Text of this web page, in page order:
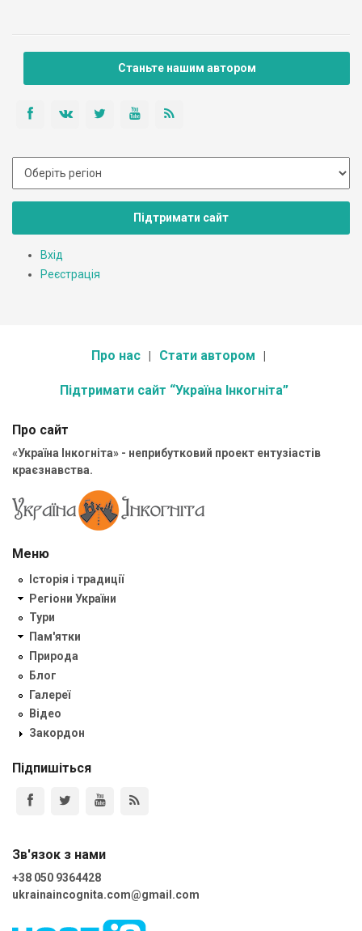
Станьте нашим автором
Підтримати сайт
Вхід
Реєстрація
Про нас Стати автором
Підтримати сайт “Україна Інкогніта”
Про сайт
«Україна Інкогніта» - неприбутковий проект ентузіастів
краєзнавства.
Меню
Історія і традиції
Регіони України
Тури
Пам'ятки
Природа
Блог
Галереї
Відео
Закордон
Підпишіться
Зв'язок з нами
+38 050 9364428
ukrainaincognita.com@gmail.com